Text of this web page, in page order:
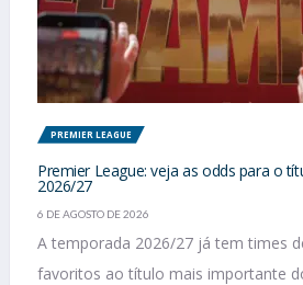
PREMIER LEAGUE
Premier League: veja as odds para o
2026/27
6 DE AGOSTO DE 2026
A temporada 2026/27 já tem times
favoritos ao título mais importante